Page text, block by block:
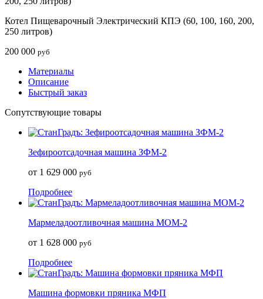
Котел Пищеварочный Электрический КПЭ (60, 100, 160, 200,
250 литров)
200 000 руб
Материалы
Описание
Быстрый заказ
Сопутствующие товары
Зефироотсадочная машина ЗФМ-2
от 1 629 000 руб
Подробнее
Мармеладоотливочная машина МОМ-2
от 1 628 000 руб
Подробнее
Машина формовки пряника МФП